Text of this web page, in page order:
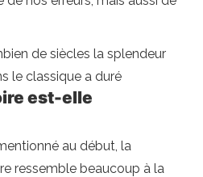
de siècles la splendeur
le classique a duré
est-elle
au début, la
ressemble beaucoup à la